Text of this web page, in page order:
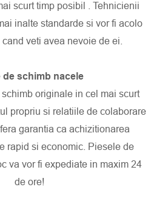
scurt timp posibil . Tehnicienii
inalte standarde si vor fi acolo
veti avea nevoie de ei.
de schimb nacele
originale in cel mai scurt
propriu si relatiile de colaborare
garantia ca achizitionarea
rapid si economic. Piesele de
va vor fi expediate in maxim 24
de ore!